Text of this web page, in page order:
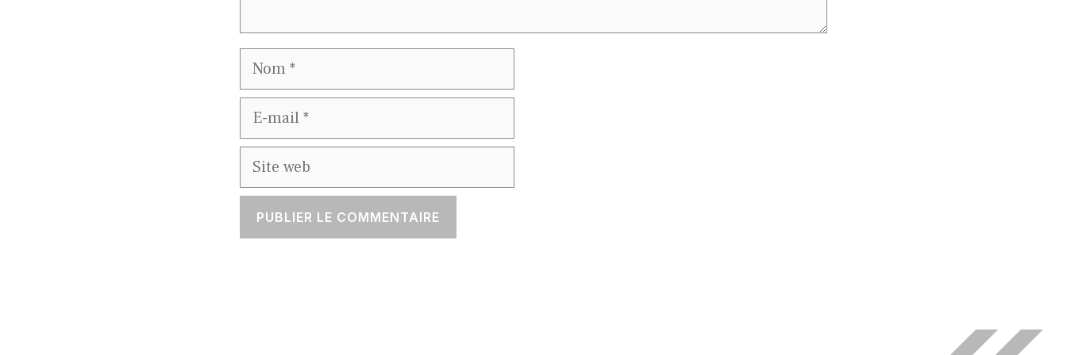
Nom
E-
mail
Site
web